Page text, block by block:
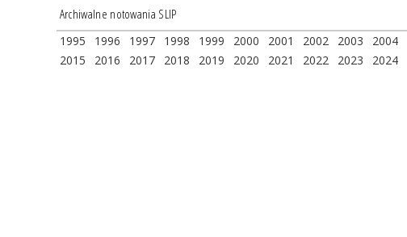
Archiwalne notowania SLIP
1995 1996 1997 1998 1999 2000 2001 2002 2003 2004
2015
2016 2017 2018 2019 2020 2021 2022 2023 2024